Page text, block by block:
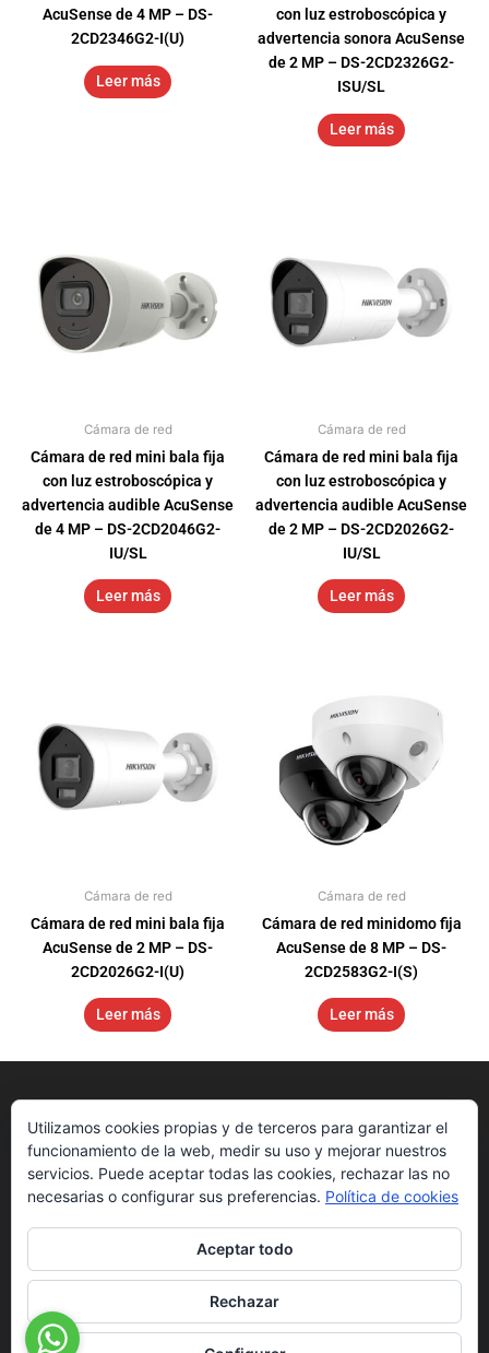
AcuSense de 4 MP – DS-
2CD2346G2-I(U)
Leer más
con luz estroboscópica y
advertencia sonora AcuSense
de 2 MP – DS-2CD2326G2-
ISU/SL
Leer más
Cámara de red
Cámara de red mini bala fija
con luz estroboscópica y
advertencia audible AcuSense
de 4 MP – DS-2CD2046G2-
IU/SL
Leer más
Cámara de red
Cámara de red mini bala fija
con luz estroboscópica y
advertencia audible AcuSense
de 2 MP – DS-2CD2026G2-
IU/SL
Leer más
Cámara de red
Cámara de red mini bala fija
AcuSense de 2 MP – DS-
2CD2026G2-I(U)
Leer más
Cámara de red
Cámara de red minidomo fija
AcuSense de 8 MP – DS-
2CD2583G2-I(S)
Leer más
Nosotros
Sedes
Get Started
Blog
Downloads
Hikvision App
Utilizamos cookies propias y de terceros para garantizar el
funcionamiento de la web, medir su uso y mejorar nuestros
servicios. Puede aceptar todas las cookies, rechazar las no
necesarias o configurar sus preferencias. Política de cookies
Aceptar todo
Rechazar